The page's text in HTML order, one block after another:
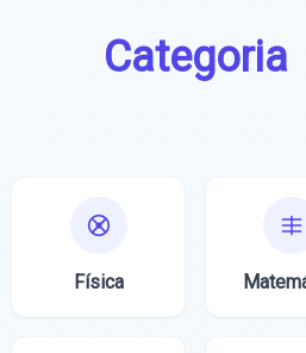
Categoria
Física